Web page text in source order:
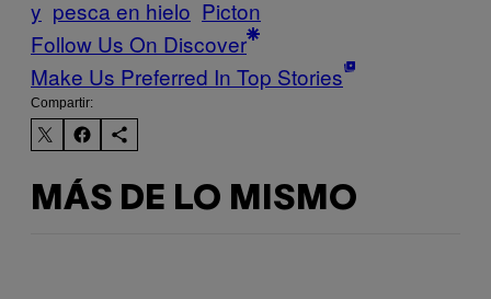
y pesca en hielo Picton
Follow Us On Discover
Make Us Preferred In Top Stories
Compartir:
MÁS DE LO MISMO